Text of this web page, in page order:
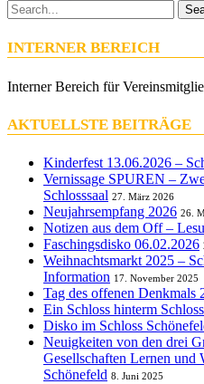
INTERNER BEREICH
Interner Bereich für
AKTUELLSTE BEITRÄGE
Kinderfest 13.06.2026 –
Vernissage SPUREN –
Schlosssaal 27. März 2026
Neujahrsempfang 2026 26.
Notizen aus dem Off –
Faschingsdisko 06.02.2026
Weihnachtsmarkt 2025 –
Information 17. November 2025
Tag des offenen Denkmals
Ein Schloss hinterm Schloss
Disko im Schloss
Neuigkeiten von den drei
Gesellschaften Lernen und
Schönefeld 8. Juni 2025